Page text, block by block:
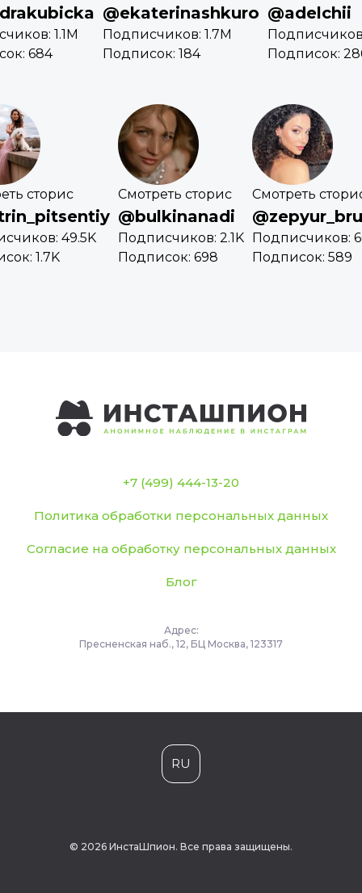
1.1M
684
@ekaterinashkuro
Подписчиков: 1.7M
Подписок: 184
@adelchii
Подписок:
сторис
49.5K
1.7K
Смотреть сторис
@bulkinanadi
Подписчиков: 2.1K
Подписок: 698
Смотреть
Подписчиков:
Подписок: 589
+7 (499) 444-13-20
Политика обработки персональных данных
Согласие на обработку персональных данных
Блог
Адрес:
Пресненская наб., 12, БЦ Москва, 123317
RU
© 2026 ИнстаШпион. Все права защищены.